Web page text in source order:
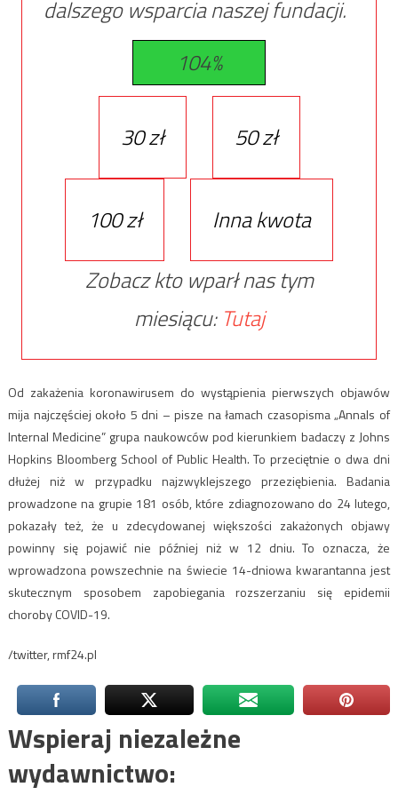
dalszego wsparcia naszej fundacji.
104%
30 zł 50 zł
100 zł
Inna kwota
Zobacz kto wparł nas tym
miesiącu: Tutaj
Od zakażenia koronawirusem do wystąpienia pierwszych objawów
mija najczęściej około 5 dni – pisze na łamach czasopisma „Annals of
Internal Medicine” grupa naukowców pod kierunkiem badaczy z Johns
Hopkins Bloomberg School of Public Health. To przeciętnie o dwa dni
dłużej niż w przypadku najzwyklejszego przeziębienia. Badania
prowadzone na grupie 181 osób, które zdiagnozowano do 24 lutego,
pokazały też, że u zdecydowanej większości zakażonych objawy
powinny się pojawić nie później niż w 12 dniu. To oznacza, że
wprowadzona powszechnie na świecie 14-dniowa kwarantanna jest
skutecznym sposobem zapobiegania rozszerzaniu się epidemii
choroby COVID-19.
/twitter, rmf24.pl
Wspieraj niezależne
wydawnictwo: